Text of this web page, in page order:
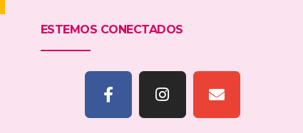
ESTEMOS CONECTADOS